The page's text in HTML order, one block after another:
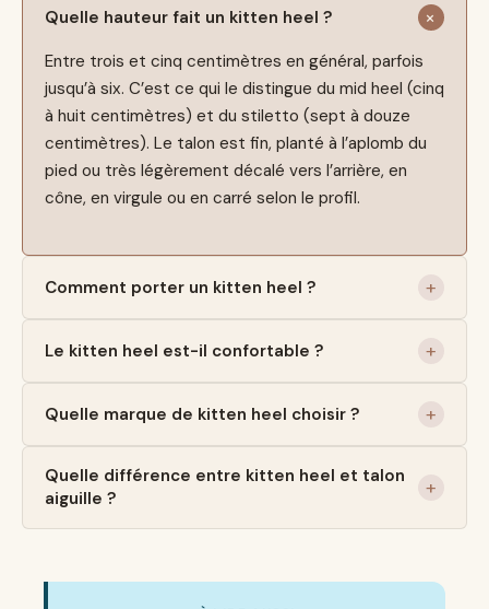
Quelle hauteur fait un kitten heel ?
Entre trois et cinq centimètres en général, parfois
jusqu’à six. C’est ce qui le distingue du mid heel (cinq
à huit centimètres) et du stiletto (sept à douze
centimètres). Le talon est fin, planté à l’aplomb du
pied ou très légèrement décalé vers l’arrière, en
cône, en virgule ou en carré selon le profil.
Comment porter un kitten heel ?
Le kitten heel est-il confortable ?
Quelle marque de kitten heel choisir ?
Quelle différence entre kitten heel et talon
aiguille ?